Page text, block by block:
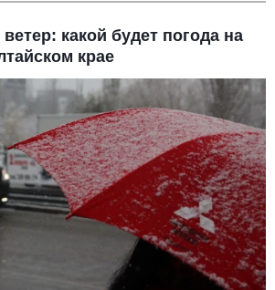
какой будет погода на
крае